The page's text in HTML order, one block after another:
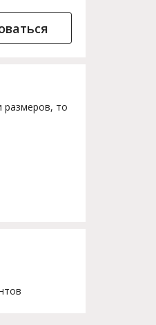
размеров, то